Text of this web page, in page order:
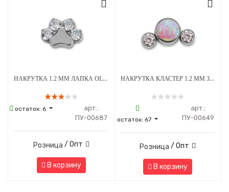
НАКРУТКА 1.2 ММ ЛАПКА OLIVE CRYSTAL ТИТАН
остаток:6
арт.:
ПУ-00687
Розница / Опт
В корзину
НАКРУТКА КЛАСТЕР 1.2 ММ 3К SWAROVSKI CLEAR ОПАЛ OP-08 ТИТАН
остаток:67
арт.:
ПУ-00649
Розница / Опт
В корзину